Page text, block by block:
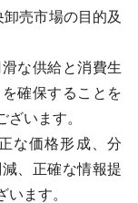
売市場の目的及
な供給と消費生
確保することを
います。
な価格形成、分
、正確な情報提
ます。